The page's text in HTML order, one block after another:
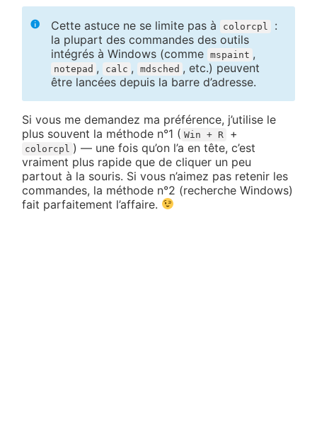
Cette astuce ne se limite pas à colorcpl
:
la plupart des commandes des outils
intégrés à Windows (comme mspaint ,
notepad , calc , mdsched , etc.) peuvent
être lancées depuis la barre d’adresse.
Si vous me demandez ma préférence, j’utilise le
plus souvent la méthode n°1 ( Win + R +
colorcpl ) — une fois qu’on l’a en tête, c’est
vraiment plus rapide que de cliquer un peu
partout à la souris. Si vous n’aimez pas retenir les
commandes, la méthode n°2 (recherche Windows)
fait parfaitement l’affaire.